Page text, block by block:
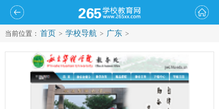
当前位置： 首页 > 学校导航 > 广东 >